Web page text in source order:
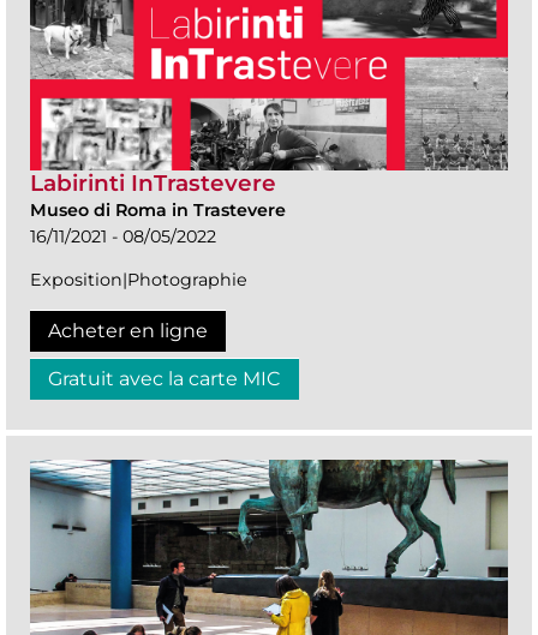
Labirinti InTrastevere
Museo di Roma in Trastevere
16/11/2021 - 08/05/2022
Exposition|Photographie
Acheter en ligne
Gratuit avec la carte MIC